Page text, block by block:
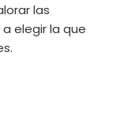
las
elegir la que